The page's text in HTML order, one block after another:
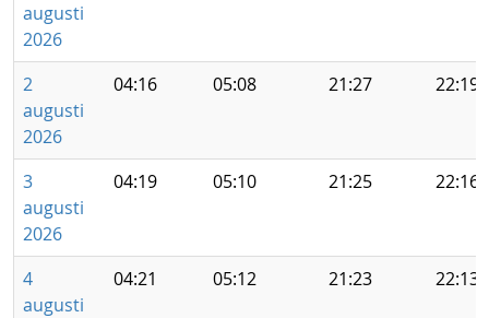
augusti
2026
2
augusti
2026
04:16 05:08 21:27 22:19
3
augusti
2026
04:19 05:10 21:25 22:16
4
augusti
04:21 05:12 21:23 22:13